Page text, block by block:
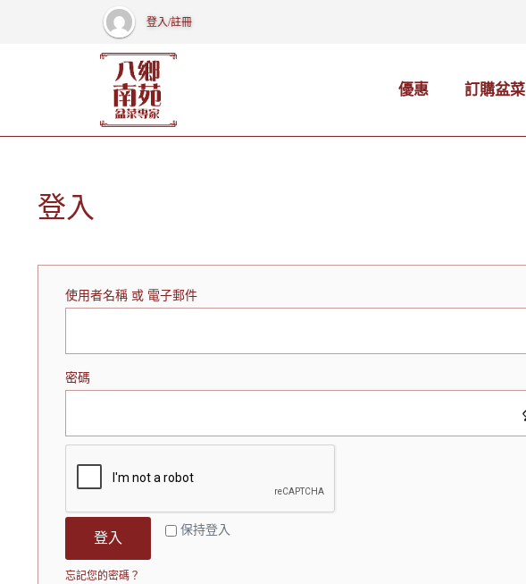
登入/註冊
優惠 訂購盆菜
登入
使用者名稱 或 電子郵件
密碼
保持登入
登入
忘記您的密碼？